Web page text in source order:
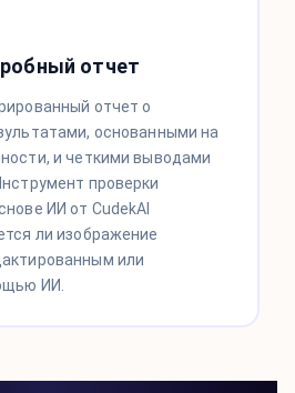
отчет
отчет о
основанными на
и четкими выводами
проверки
ИИ от CudekAI
ли изображение
или
ИИ.